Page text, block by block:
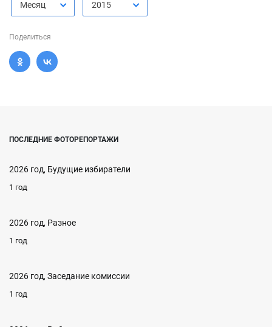
Месяц 2015
Поделиться
ПОСЛЕДНИЕ ФОТОРЕПОРТАЖИ
2026 год, Будущие избиратели
1 год
2026 год, Разное
1 год
2026 год, Заседание комиссии
1 год